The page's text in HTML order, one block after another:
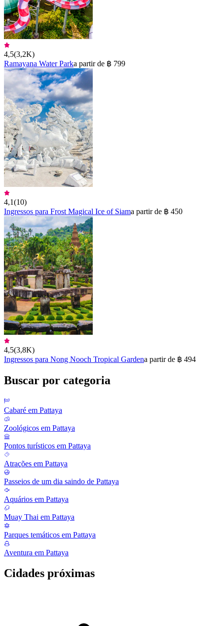
4,5(3,2K)
Ramayana Water Parka partir de ฿ 799
4,1(10)
Ingressos para Frost Magical Ice of Siama partir de ฿ 450
4,5(3,8K)
Ingressos para Nong Nooch Tropical Gardena partir de ฿ 494
Buscar por categoria
Cabaré em Pattaya
Zoológicos em Pattaya
Pontos turísticos em Pattaya
Atrações em Pattaya
Passeios de um dia saindo de Pattaya
Aquários em Pattaya
Muay Thai em Pattaya
Parques temáticos em Pattaya
Aventura em Pattaya
Cidades próximas